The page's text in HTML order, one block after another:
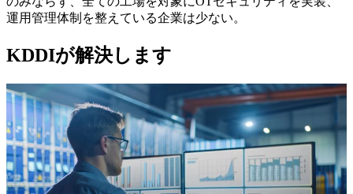
運用管理体制を整えている企業は少ない。
KDDIが解決します